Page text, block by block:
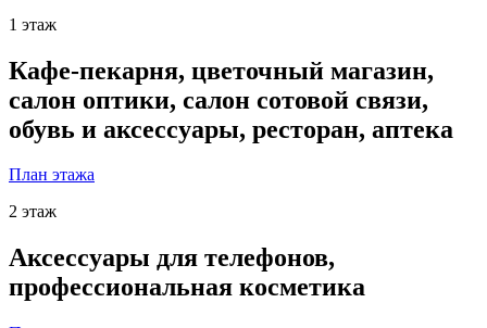
1 этаж
Кафе-пекарня, цветочный магазин,
салон оптики, салон сотовой связи,
обувь и аксессуары, ресторан, аптека
План этажа
2 этаж
Аксессуары для телефонов,
профессиональная косметика